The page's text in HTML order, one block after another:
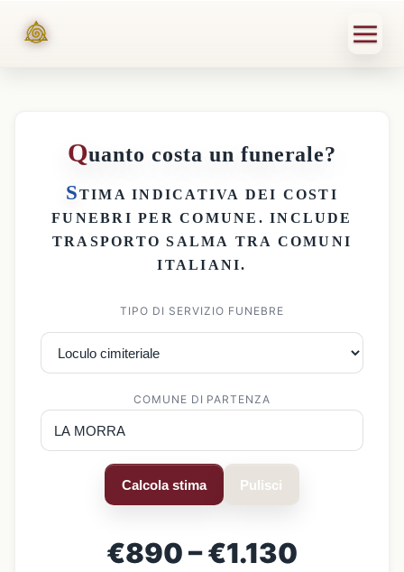
Quanto costa un funerale?
STIMA INDICATIVA DEI COSTI
FUNEBRI PER COMUNE . INCLUDE
TRASPORTO SALMA TRA COMUNI
ITALIANI.
TIPO DI SERVIZIO FUNEBRE
COMUNE DI PARTENZA
Calcola stima Pulisci
€890 – €1.130